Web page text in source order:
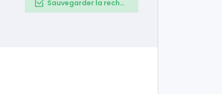
Sauvegarder la recherche